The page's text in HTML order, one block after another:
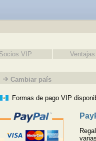
Socios VIP
Cambiar país
Formas de pago VIP